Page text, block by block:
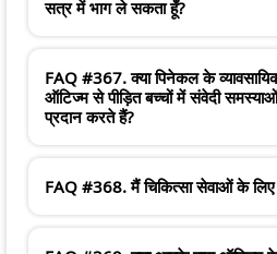
सत्र में भाग ले सकता हूँ?
FAQ #367. क्या पिनेकल के
ऑटिज्म से पीड़ित बच्चों में संवेदी
प्रदान करते हैं?
FAQ #368. मैं चिकित्सा सेवाओं के